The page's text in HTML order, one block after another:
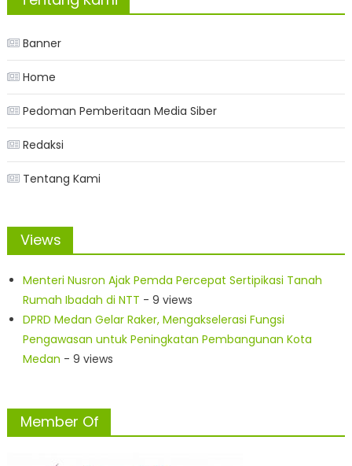
Banner
Home
Pedoman Pemberitaan Media Siber
Redaksi
Tentang Kami
Views
Menteri Nusron Ajak Pemda Percepat Sertipikasi Tanah
Rumah Ibadah di NTT - 9 views
DPRD Medan Gelar Raker, Mengakselerasi Fungsi
Pengawasan untuk Peningkatan Pembangunan Kota
Medan - 9 views
Member Of